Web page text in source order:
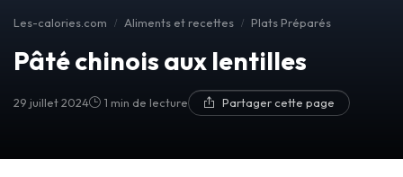
Les-calories.com Aliments et recettes Plats Préparés
Pâté chinois aux lentilles
29 juillet 2024 1 min de lecture Partager cette page